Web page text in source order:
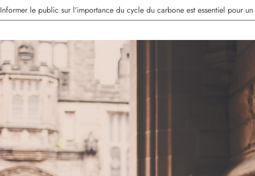
Informer le public sur l’importance du cycle du carbone est essentiel pour